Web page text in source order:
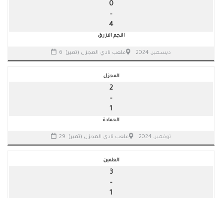
0
-
4
النجم الازرق
6 ديسمبر، 2024 ملعب نادي المجزل (تمير)
المجزّل
2
-
1
الحمادة
29 نوفمبر، 2024 ملعب نادي المجزل (تمير)
العلمين
3
-
1